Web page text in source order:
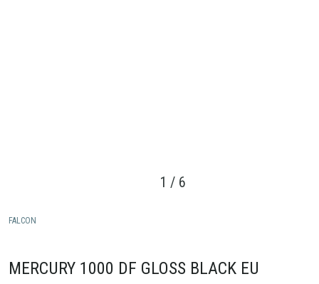
1 / 6
FALCON
MERCURY 1000 DF GLOSS BLACK EU